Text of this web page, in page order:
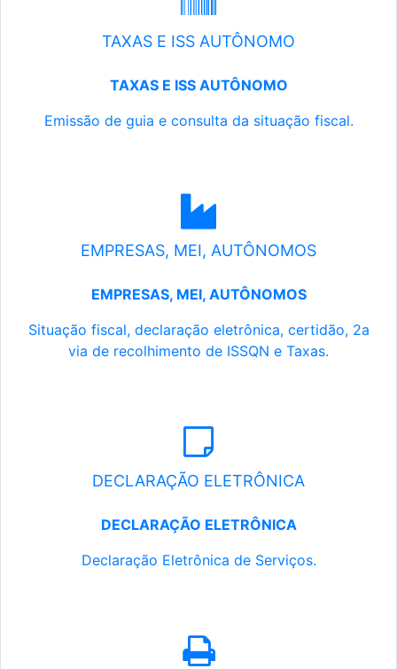
TAXAS E ISS AUTÔNOMO
TAXAS E ISS AUTÔNOMO
Emissão de guia e consulta da situação fiscal.
EMPRESAS, MEI, AUTÔNOMOS
EMPRESAS, MEI, AUTÔNOMOS
Situação fiscal, declaração eletrônica, certidão, 2a
via de recolhimento de ISSQN e Taxas.
DECLARAÇÃO ELETRÔNICA
DECLARAÇÃO ELETRÔNICA
Declaração Eletrônica de Serviços.